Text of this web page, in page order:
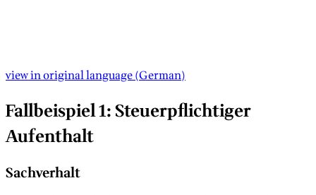
view in original language(German)
Fallbeispiel 1: Steuerpflichtiger
Aufenthalt
Sachverhalt